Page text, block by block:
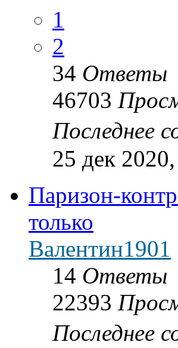
1
2
34 Ответы
46703
Последнее
25 дек
Паризон-
только
Валентин1901
14 Ответы
22393
Последнее